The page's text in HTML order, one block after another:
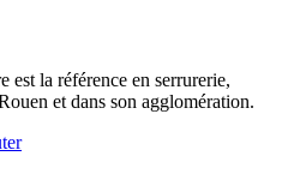
est la référence en serrurerie,
et dans son agglomération.